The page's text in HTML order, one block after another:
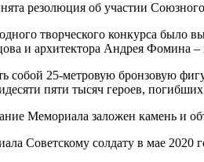
резолюция об участии
творческого конкурса было
и архитектора Андрея Фомина
собой 25-метровую бронзовую
пяти тысяч героев,
Мемориала заложен камень и
Советскому солдату в мае